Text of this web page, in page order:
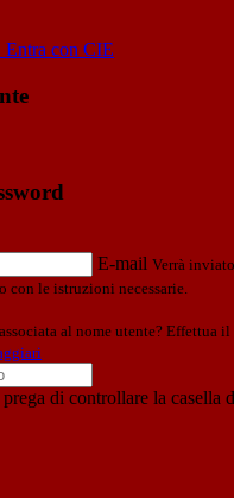
Entra con CIE
E-mail Verrà
le istruzioni necessarie.
al nome utente? Effettua il
di controllare la casella